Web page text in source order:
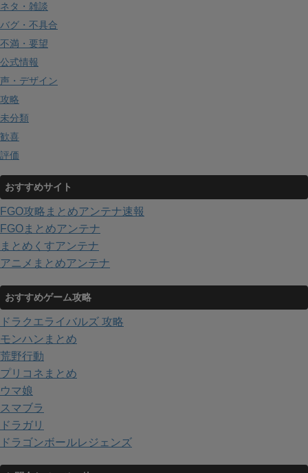
ネタ・雑談
バグ・不具合
不満・要望
公式情報
声・デザイン
攻略
未分類
歓喜
評価
おすすめサイト
FGO攻略まとめアンテナ速報
FGOまとめアンテナ
まとめくすアンテナ
アニメまとめアンテナ
おすすめゲーム攻略
ドラクエライバルズ 攻略
モンハンまとめ
荒野行動
プリコネまとめ
ウマ娘
スマブラ
ドラガリ
ドラゴンボールレジェンズ